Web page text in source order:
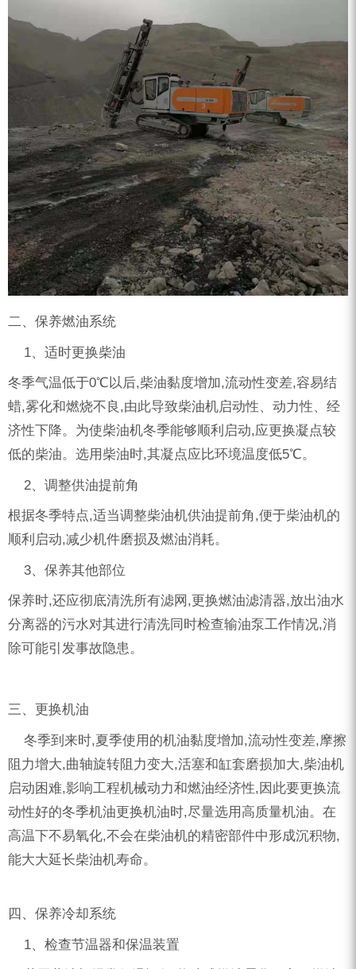
二、保养燃油系统
1、适时更换柴油
冬季气温低于0℃以后,柴油黏度增加,流动性变差,容易结
蜡,雾化和燃烧不良,由此导致柴油机启动性、动力性、经
济性下降。为使柴油机冬季能够顺利启动,应更换凝点较
低的柴油。选用柴油时,其凝点应比环境温度低5℃。
2、调整供油提前角
根据冬季特点,适当调整柴油机供油提前角,便于柴油机的
顺利启动,减少机件磨损及燃油消耗。
3、保养其他部位
保养时,还应彻底清洗所有滤网,更换燃油滤清器,放出油水
分离器的污水对其进行清洗同时检查输油泵工作情况,消
除可能引发事故隐患。
三、更换机油
冬季到来时,夏季使用的机油黏度增加,流动性变差,摩擦
阻力增大,曲轴旋转阻力变大,活塞和缸套磨损加大,柴油机
启动困难,影响工程机械动力和燃油经济性,因此要更换流
动性好的冬季机油更换机油时,尽量选用高质量机油。在
高温下不易氧化,不会在柴油机的精密部件中形成沉积物,
能大大延长柴油机寿命。
四、保养冷却系统
1、检查节温器和保温装置